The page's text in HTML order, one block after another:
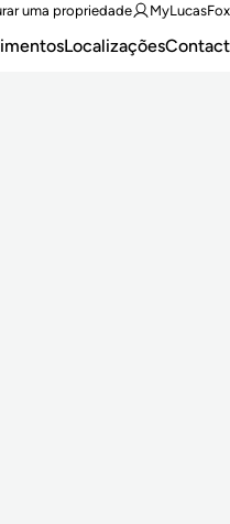
uma propriedade MyLucasFox
LocalizaçõesContact